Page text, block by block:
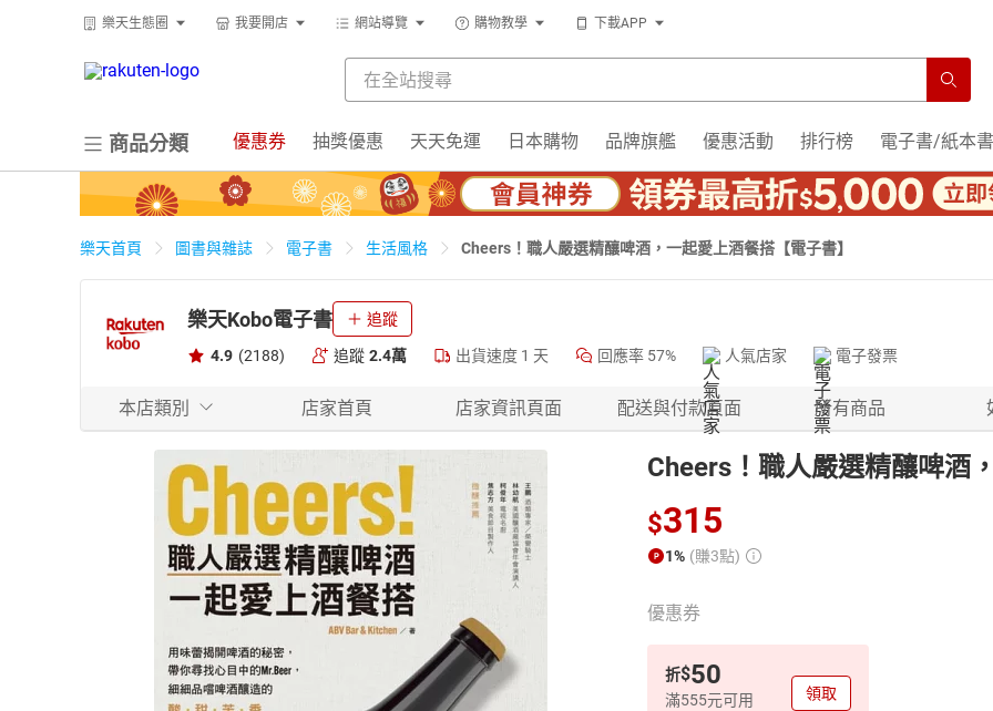
樂天生態圈 我要開店 網站導覽 購物教學 下載APP
商品分類 優惠券 抽獎優惠 天天免運 日本購物 品牌旗艦 優惠活動 排行榜 電子書/紙本書
樂天首頁 圖書與雜誌 電子書 生活風格 Cheers！職人嚴選精釀啤酒，一起愛上酒餐搭【電子書】
樂天Kobo電子書 追蹤
4.9 (2188) 追蹤 2.4萬 出貨速度 1 天 回應率 57% 人氣店家 電子發票
本店類別 店家首頁 店家資訊頁面 配送與付款頁面 所有商品
Cheers！職人嚴選精釀啤酒
$315
1% (賺3點)
優惠券
折$50
滿555元可用 領取